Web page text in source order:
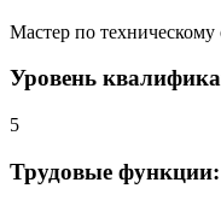
Мастер по
Уровень
5
Трудовые функции: